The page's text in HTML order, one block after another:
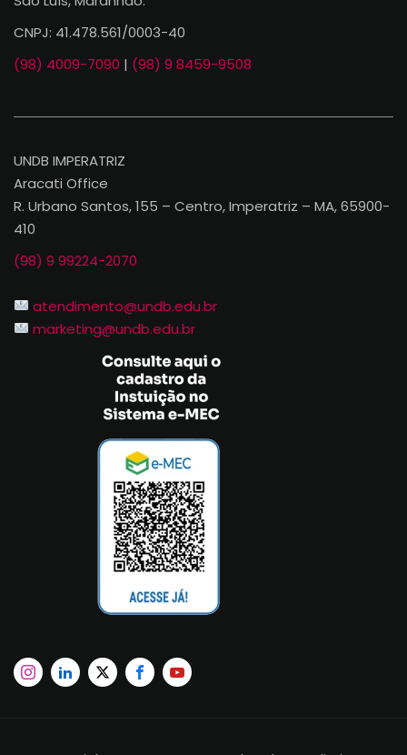
CNPJ: 41.478.561/0003-40
(98) 4009-7090 | (98) 9 8459-9508
UNDB IMPERATRIZ
Aracati Office
R. Urbano Santos, 155 – Centro, Imperatriz – MA, 65900-
410
(98) 9 99224-2070
atendimento@undb.edu.br
marketing@undb.edu.br